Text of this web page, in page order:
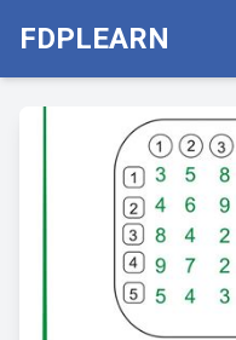
FDPLEARN